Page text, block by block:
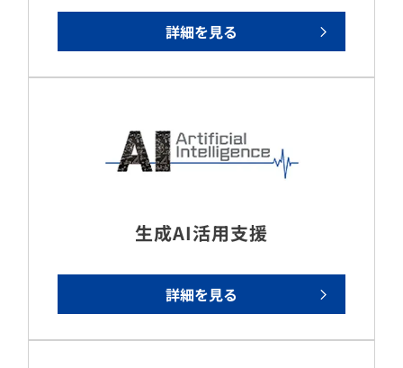
詳細を見る
生成AI活用支援
詳細を見る